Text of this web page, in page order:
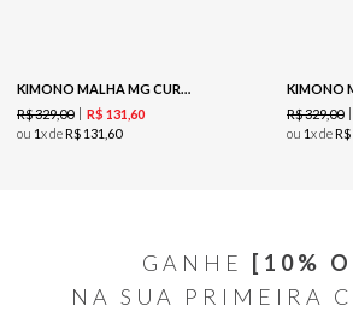
KIMONO MALHA MG CURTA - OFF/PRATA
R$329,00 R$ 131 60
ou 1x deR$ 131 60
R$329,00
ou 1x deR$
GANHE
[10%
NA SUA PRIMEIRA